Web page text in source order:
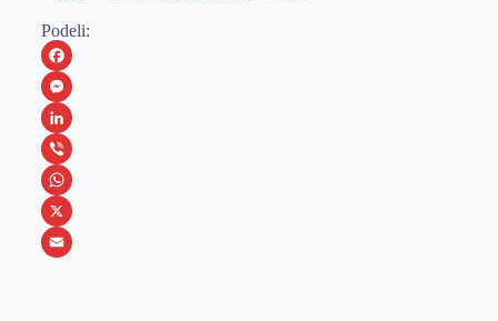
Podeli:
F
a
c
e
b
o
M
e
s
s
e
L
i
n
k
V
i
b
W
h
X